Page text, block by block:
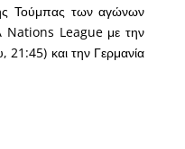
Τούμπας των αγώνων
Nations League με την
και την Γερμανία